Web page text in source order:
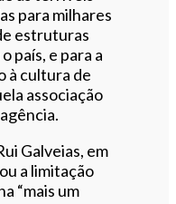
para milhares
estruturas
país, e para a
à cultura de
associação
Galveias, em
a limitação
“mais um